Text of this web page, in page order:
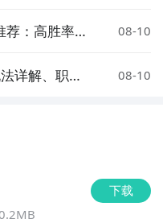
么样才能抢先体验到
湖2”，点击右边的
阅游戏就不会错过最
荐：高胜率实
08-10
详解、职业
08-10
下载